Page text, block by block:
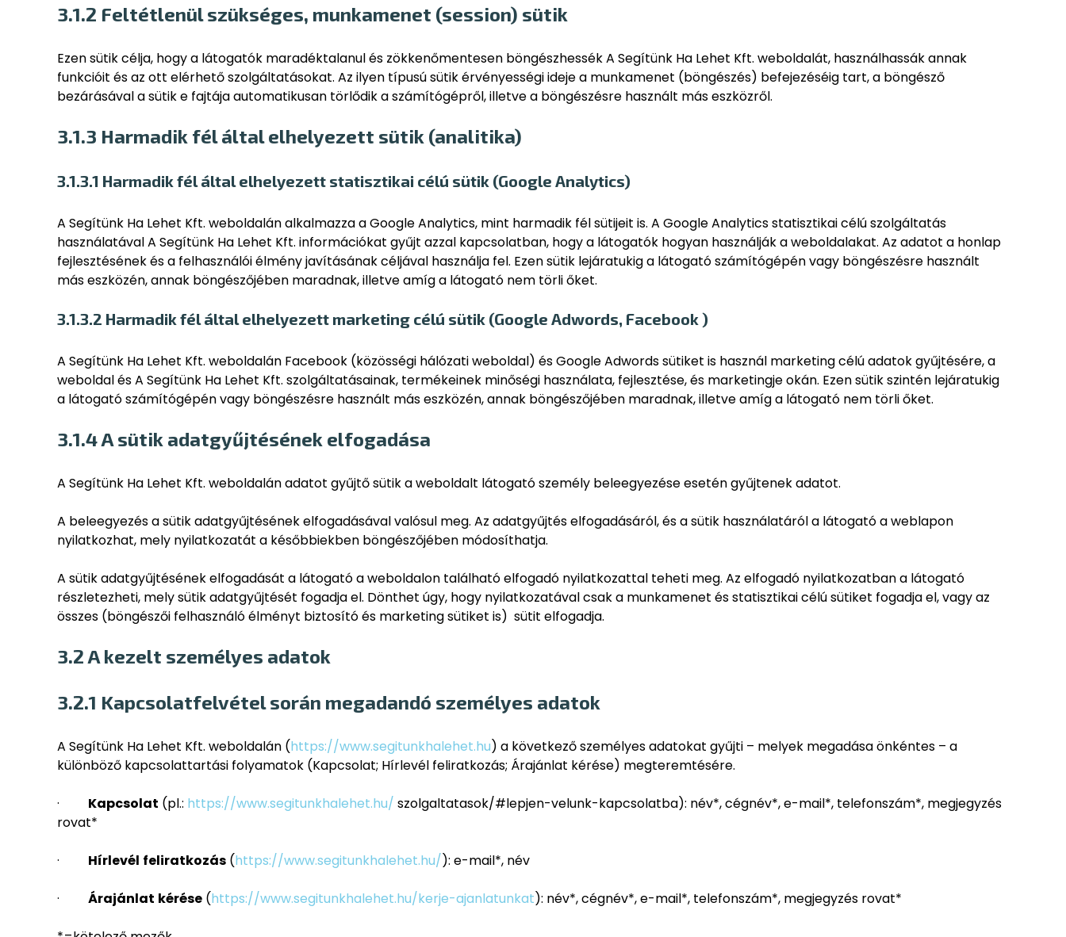
3.1.2 Feltétlenül szükséges, munkamenet (session) sütik
Ezen sütik célja, hogy a látogatók maradéktalanul és zökkenőmentesen böngészhessék A Segítünk Ha Lehet Kft. weboldalát, használhassák annak
funkcióit és az ott elérhető szolgáltatásokat. Az ilyen típusú sütik érvényességi ideje a munkamenet (böngészés) befejezéséig tart, a böngésző
bezárásával a sütik e fajtája automatikusan törlődik a számítógépről, illetve a böngészésre használt más eszközről.
3.1.3 Harmadik fél által elhelyezett sütik (analitika)
3.1.3.1 Harmadik fél által elhelyezett statisztikai célú sütik (Google Analytics)
A Segítünk Ha Lehet Kft. weboldalán alkalmazza a Google Analytics, mint harmadik fél sütijeit is. A Google Analytics statisztikai célú szolgáltatás
használatával A Segítünk Ha Lehet Kft. információkat gyűjt azzal kapcsolatban, hogy a látogatók hogyan használják a weboldalakat. Az adatot a honlap
fejlesztésének és a felhasználói élmény javításának céljával használja fel. Ezen sütik lejáratukig a látogató számítógépén vagy böngészésre használt
más eszközén, annak böngészőjében maradnak, illetve amíg a látogató nem törli őket.
3.1.3.2 Harmadik fél által elhelyezett marketing célú sütik (Google Adwords, Facebook )
A Segítünk Ha Lehet Kft. weboldalán Facebook (közösségi hálózati weboldal) és Google Adwords sütiket is használ marketing célú adatok gyűjtésére, a
weboldal és A Segítünk Ha Lehet Kft. szolgáltatásainak, termékeinek minőségi használata, fejlesztése, és marketingje okán. Ezen sütik szintén lejáratukig
a látogató számítógépén vagy böngészésre használt más eszközén, annak böngészőjében maradnak, illetve amíg a látogató nem törli őket.
3.1.4 A sütik adatgyűjtésének elfogadása
A Segítünk Ha Lehet Kft. weboldalán adatot gyűjtő sütik a weboldalt látogató személy beleegyezése esetén gyűjtenek adatot.
A beleegyezés a sütik adatgyűjtésének elfogadásával valósul meg. Az adatgyűjtés elfogadásáról, és a sütik használatáról a látogató a weblapon
nyilatkozhat, mely nyilatkozatát a későbbiekben böngészőjében módosíthatja.
A sütik adatgyűjtésének elfogadását a látogató a weboldalon található elfogadó nyilatkozattal teheti meg. Az elfogadó nyilatkozatban a látogató
részletezheti, mely sütik adatgyűjtését fogadja el. Dönthet úgy, hogy nyilatkozatával csak a munkamenet és statisztikai célú sütiket fogadja el, vagy az
összes (böngészői felhasználó élményt biztosító és marketing sütiket is) sütit elfogadja.
3.2 A kezelt személyes adatok
3.2.1 Kapcsolatfelvétel során megadandó személyes adatok
A Segítünk Ha Lehet Kft. weboldalán (https://www.segitunkhalehet.hu) a következő személyes adatokat gyűjti – melyek megadása önkéntes – a
különböző kapcsolattartási folyamatok (Kapcsolat; Hírlevél feliratkozás; Árajánlat kérése) megteremtésére.
· Kapcsolat (pl.: https://www.segitunkhalehet.hu/ szolgaltatasok/#lepjen-velunk-kapcsolatba): név*, cégnév*, e-mail*, telefonszám*, megjegyzés
rovat*
· Hírlevél feliratkozás (https://www.segitunkhalehet.hu/): e-mail*, név
· Árajánlat kérése (https://www.segitunkhalehet.hu/kerje-ajanlatunkat): név*, cégnév*, e-mail*, telefonszám*, megjegyzés rovat*